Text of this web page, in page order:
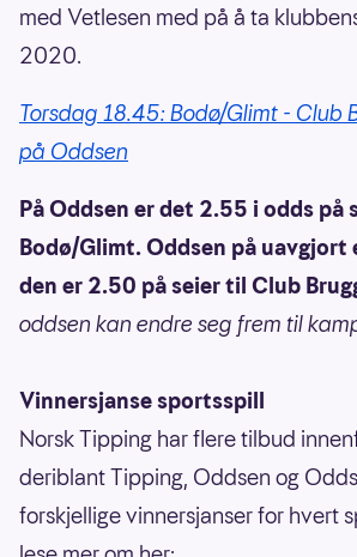
med Vetlesen med på å ta
2020.
Torsdag 18.45: Bodø/Glimt - Club
på Oddsen
På Oddsen er det 2.55 i odds på
Bodø/Glimt. Oddsen på uavgjort
den er 2.50 på seier til Club
oddsen kan endre seg frem til
Vinnersjanse sportsspill
Norsk Tipping har flere tilbud
deriblant Tipping, Oddsen og
forskjellige vinnersjanser for hvert